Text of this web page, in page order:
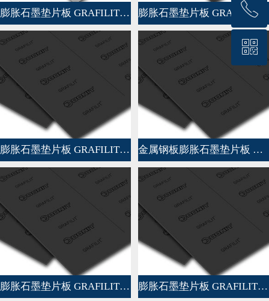
膨胀石墨垫片板 GRAFILIT® IQ 膨胀石墨垫片板 GRAFILIT® SF
膨胀石墨垫片板 GRAFILIT® SL 金属钢板膨胀石墨垫片板 GRAFILIT® SP
膨胀石墨垫片板 GRAFILIT® EM 膨胀石墨垫片板 GRAFILIT® MULTIFORCE
回到顶部
ꂅ
13372542810
ꀥ